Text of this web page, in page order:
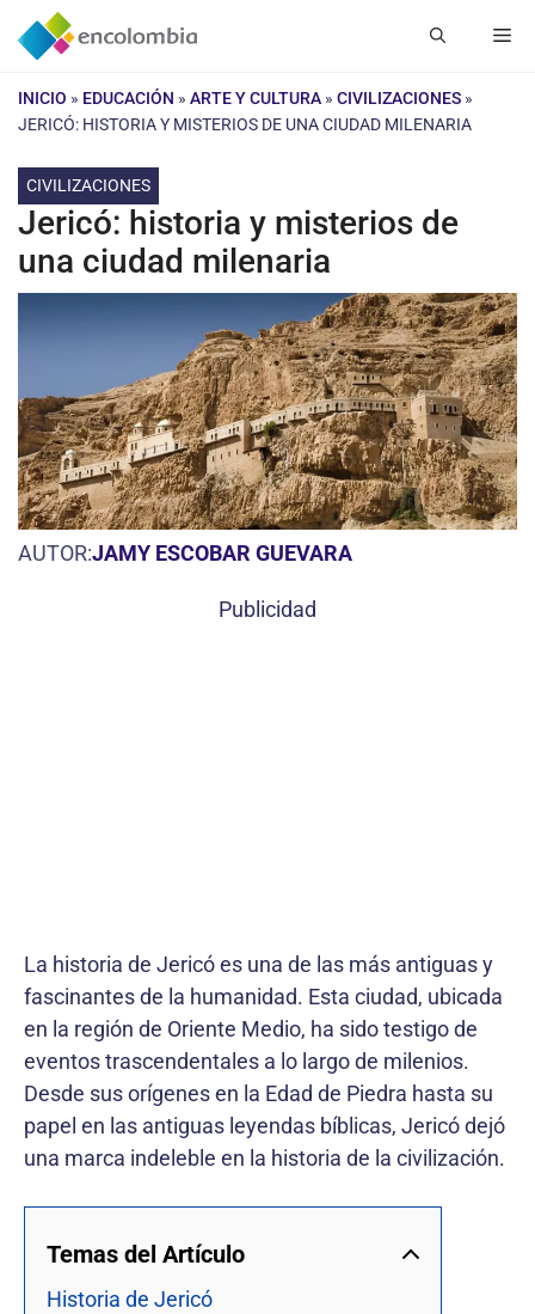
Saltar
INICIO » EDUCACIÓN » ARTE Y CULTURA » CIVILIZACIONES »
JERICÓ: HISTORIA Y MISTERIOS DE UNA CIUDAD MILENARIA
CIVILIZACIONES
Jericó: historia y misterios de
una ciudad milenaria
AUTOR:JAMY ESCOBAR GUEVARA
Publicidad
La historia de Jericó es una de las más antiguas y
fascinantes de la humanidad. Esta ciudad, ubicada
en la región de Oriente Medio, ha sido testigo de
eventos trascendentales a lo largo de milenios.
Desde sus orígenes en la Edad de Piedra hasta su
papel en las antiguas leyendas bíblicas, Jericó dejó
una marca indeleble en la historia de la civilización.
Temas del Artículo
Historia de Jericó